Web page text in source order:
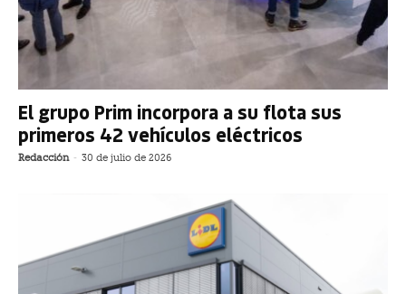
El grupo Prim incorpora a su flota sus
primeros 42 vehículos eléctricos
Redacción - 30 de julio de 2026